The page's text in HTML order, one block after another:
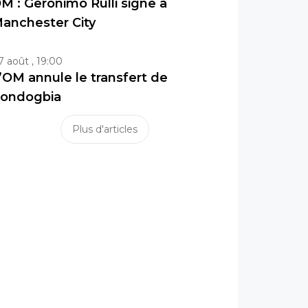
: Geronimo Rulli signe à
City
août , 19:00
annule le transfert de
Plus d'articles